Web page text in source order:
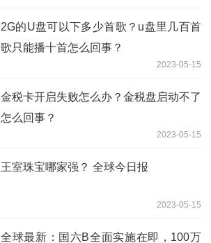
2G的U盘可以下多少首歌？u盘里几百首
歌只能播十首怎么回事？
2023-05-15
金税卡开启失败怎么办？金税盘启动不了
怎么回事？
2023-05-15
王室珠宝哪家强？ 全球今日报
2023-05-15
全球最新：国六B全面实施在即，100万